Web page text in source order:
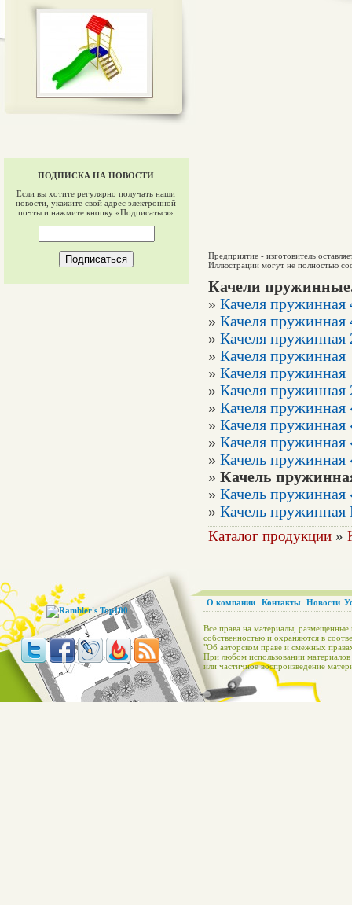
ПОДПИСКА НА НОВОСТИ
Если вы хотите регулярно получать наши
новости, укажите свой адрес электронной
почты и нажмите кнопку «Подписаться»
Предприятие - изготовитель
Иллюстрации могут не полностью
Качели
» Качеля пружинная
» Качеля пружинная
» Качеля пружинная
» Качеля пружинная
» Качеля пружинная
» Качеля пружинная
» Качеля пружинная
» Качеля
» Качеля
» Качель пружинная
» Качель
» Качель
» Качель пружинная
Каталог продукции »
О компании Контакты Новости
Все права на материалы, размещенные
собственностью и охраняются в
"Об авторском праве и смежных
При любом использовании
или частичное воспроизведение